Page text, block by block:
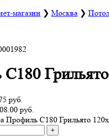
магазин ❯ Москва ❯
руб.
руб.
Профиль С180 Грильято
+